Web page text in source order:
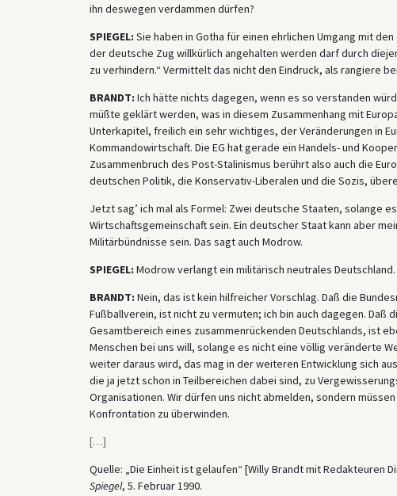
ihn deswegen verdammen dürfen?
SPIEGEL: Sie haben in Gotha für einen ehrlichen Umgang mit
der deutsche Zug willkürlich angehalten werden darf durch
zu verhindern.“ Vermittelt das nicht den Eindruck, als rangiere
BRANDT: Ich hätte nichts dagegen, wenn es so verstanden
müßte geklärt werden, was in diesem Zusammenhang mit
Unterkapitel, freilich ein sehr wichtiges, der Veränderungen in
Kommandowirtschaft. Die EG hat gerade ein Handels- und
Zusammenbruch des Post-Stalinismus berührt also auch die
deutschen Politik, die Konservativ-Liberalen und die Sozis,
Jetzt sag’ ich mal als Formel: Zwei deutsche Staaten, solange
Wirtschaftsgemeinschaft sein. Ein deutscher Staat kann aber
Militärbündnisse sein. Das sagt auch Modrow.
SPIEGEL: Modrow verlangt ein militärisch neutrales
BRANDT: Nein, das ist kein hilfreicher Vorschlag. Daß die
Fußballverein, ist nicht zu vermuten; ich bin auch dagegen. Daß
Gesamtbereich eines zusammenrückenden Deutschlands, ist
Menschen bei uns will, solange es nicht eine völlig veränderte
weiter daraus wird, das mag in der weiteren Entwicklung sich
die ja jetzt schon in Teilbereichen dabei sind, zu
Organisationen. Wir dürfen uns nicht abmelden, sondern
Konfrontation zu überwinden.
[…]
Quelle: „Die Einheit ist gelaufen“ [Willy Brandt mit Redakteuren
Spiegel, 5. Februar 1990.